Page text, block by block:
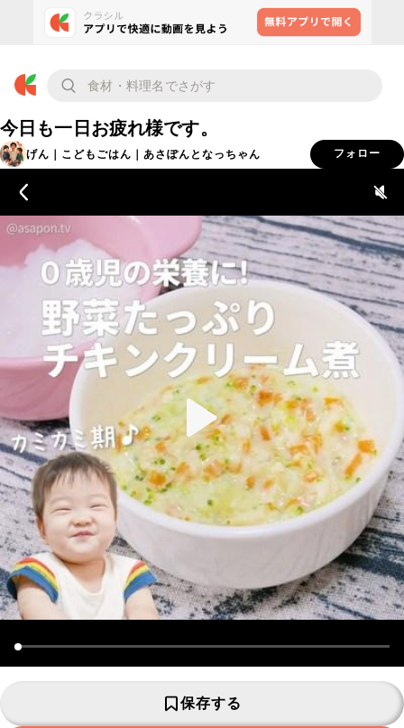
今日も一日お疲れ様です。
げん｜こどもごはん｜あさぽんとなっちゃん フォロー
保存する